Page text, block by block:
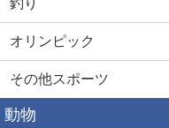
オリンピック
その他スポーツ
動物